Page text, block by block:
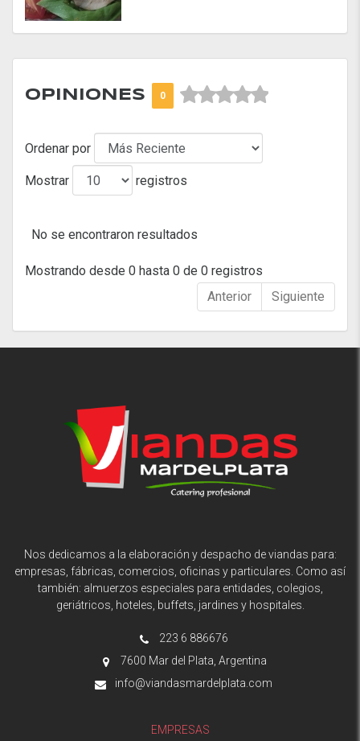
OPINIONES 0 


Ordenar por
Mostrar registros
No se encontraron resultados
Mostrando desde 0 hasta 0 de 0 registros
Anterior
Siguiente
Nos dedicamos a la elaboración y despacho de viandas para:
empresas, fábricas, comercios, oficinas y particulares. Como así
también: almuerzos especiales para entidades, colegios,
geriátricos, hoteles, buffets, jardines y hospitales.
223 6 886676
7600 Mar del Plata, Argentina
info@viandasmardelplata.com
EMPRESAS